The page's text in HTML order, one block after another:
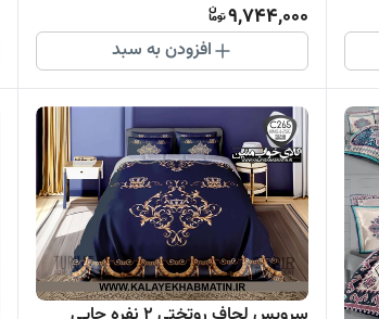
9,744,000
افزودن به سبد